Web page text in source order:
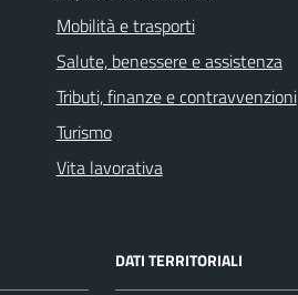
Mobilità e trasporti
Salute, benessere e assistenza
Tributi, finanze e contravvenzioni
Turismo
Vita lavorativa
DATI TERRITORIALI